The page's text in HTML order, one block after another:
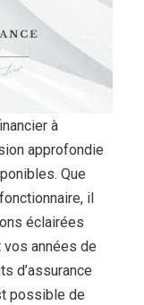
à
approfondie
Que
il
éclairées
vos années de
d’assurance
possible de